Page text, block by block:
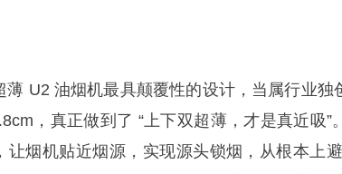
U2 油烟机最具颠覆性的设计，当属行业独
，真正做到了 “上下双超薄，才是真近吸”
让烟机贴近烟源，实现源头锁烟，从根本上